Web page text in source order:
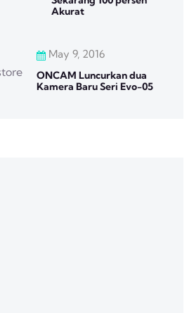
Akurat
May 9, 2016
ONCAM Luncurkan dua
Kamera Baru Seri Evo-05